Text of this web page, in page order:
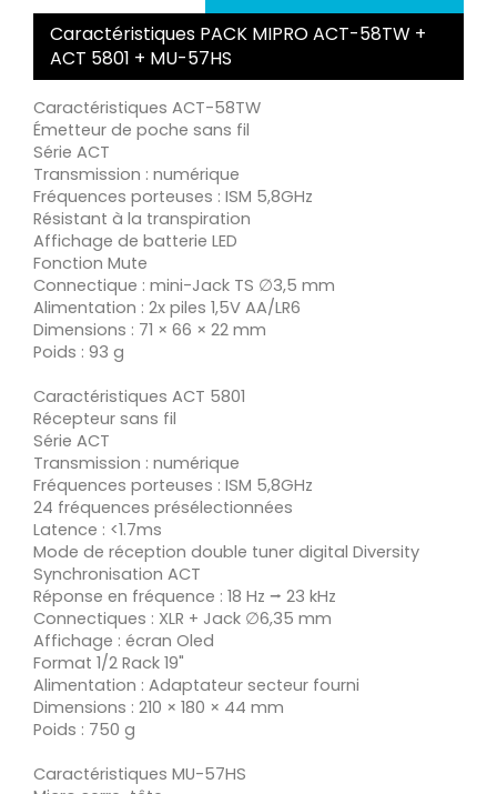
Caractéristiques PACK MIPRO ACT-58TW +
ACT 5801 + MU-57HS
Caractéristiques ACT-58TW
Émetteur de poche sans fil
Série ACT
Transmission : numérique
Fréquences porteuses : ISM 5,8GHz
Résistant à la transpiration
Affichage de batterie LED
Fonction Mute
Connectique : mini-Jack TS ∅3,5 mm
Alimentation : 2x piles 1,5V AA/LR6
Dimensions : 71 × 66 × 22 mm
Poids : 93 g
Caractéristiques ACT 5801
Récepteur sans fil
Série ACT
Transmission : numérique
Fréquences porteuses : ISM 5,8GHz
24 fréquences présélectionnées
Latence : <1.7ms
Mode de réception double tuner digital Diversity
Synchronisation ACT
Réponse en fréquence : 18 Hz ⭢ 23 kHz
Connectiques : XLR + Jack ∅6,35 mm
Affichage : écran Oled
Format 1/2 Rack 19"
Alimentation : Adaptateur secteur fourni
Dimensions : 210 × 180 × 44 mm
Poids : 750 g
Caractéristiques MU-57HS